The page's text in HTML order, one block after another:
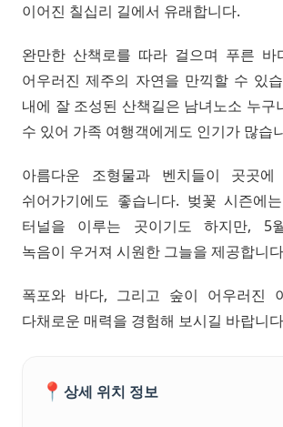
이어진 칠십리 길에서 유래합니다.
완만한 산책로를 따라 걸으며 푸른 바
어우러진 제주의 자연을 만끽할 수 있
내에 잘 조성된 산책길은 남녀노소 누구
수 있어 가족 여행객에게도 인기가 많습
아름다운 조형물과 벤치들이 곳곳
쉬어가기에도 좋습니다. 벚꽃 시즌에
터널을 이루는 곳이기도 하지만, 5
녹음이 우거져 시원한 그늘을 제공합니
폭포와 바다, 그리고 숲이 어우러진
다채로운 매력을 경험해 보시길 바랍니
📍 상세 위치 정보